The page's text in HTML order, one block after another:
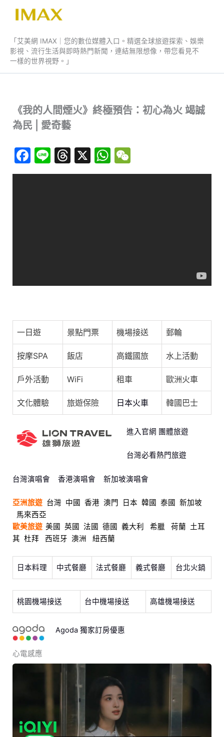
「艾美網 IMAX｜您的數位媒體入口。精選全球旅遊探索、娛樂
影視、流行生活與即時熱門新聞，連結無限想像，帶您看見不
一樣的世界視野。」
《我的人間煙火》終極預告：初心為火 竭誠
為民 | 愛奇藝
F
a
Li
n
T
hr
X
W
h e
一日遊 景點門票 機場接送 郵輪
按摩SPA 飯店 高鐵國旅 水上活動
戶外活動 WiFi 租車 歐洲火車
文化體驗 旅遊保險 日本火車 韓國巴士
進入官網 團體旅遊
台灣必看熱門旅遊
台灣演唱會 香港演唱會 新加坡演唱會
亞洲旅遊 台灣 中國 香港 澳門 日本 韓國 泰國 新加坡
馬來西亞
歐美旅遊 美國 英國 法國 德國 義大利 希臘 荷蘭 土耳
其 杜拜 西班牙 澳洲 紐西蘭
日本料理 中式餐廳 法式餐廳 義式餐廳 台北火鍋
桃園機場接送 台中機場接送 高雄機場接送
Agoda 獨家訂房優惠
心電感應